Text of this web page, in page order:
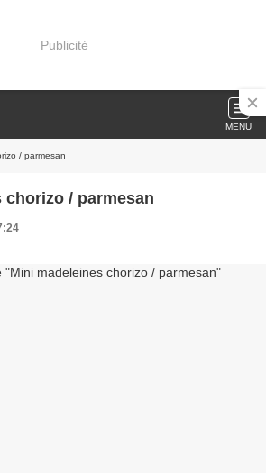
Publicité
MENU
/ parmesan
chorizo / parmesan